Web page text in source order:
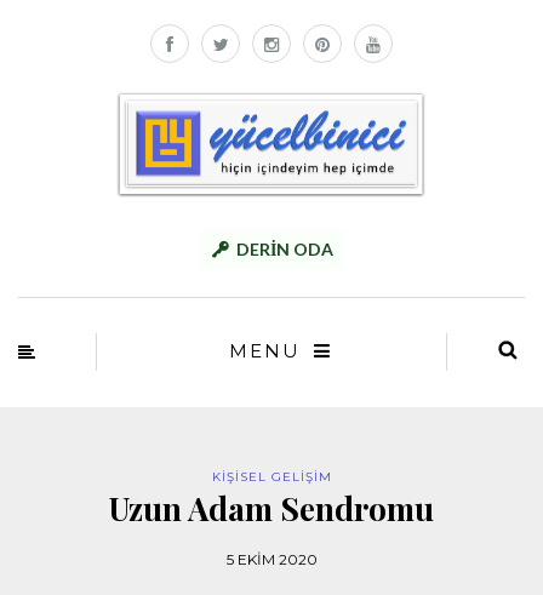
DERİN ODA
MENU
KİŞİSEL GELİŞİM
Uzun Adam Sendromu
5 EKIM 2020